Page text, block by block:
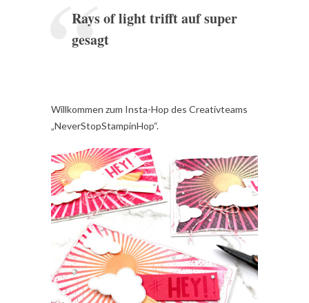
Rays of light trifft auf super
gesagt
Willkommen zum Insta-Hop des Creativteams
„NeverStopStampinHop“.